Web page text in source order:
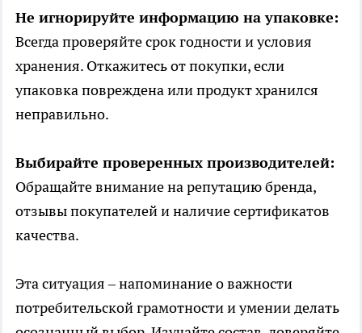
Не игнорируйте информацию на упаковке:
Всегда проверяйте срок годности и условия
хранения. Откажитесь от покупки, если
упаковка повреждена или продукт хранился
неправильно.
Выбирайте проверенных производителей:
Обращайте внимание на репутацию бренда,
отзывы покупателей и наличие сертификатов
качества.
Эта ситуация – напоминание о важности
потребительской грамотности и умении делать